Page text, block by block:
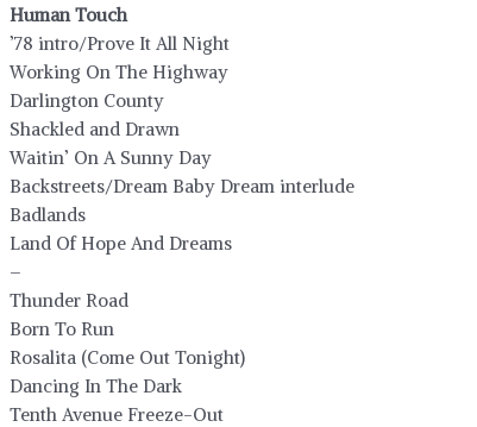
Human Touch
’78 intro/Prove It All Night
Working On The Highway
Darlington County
Shackled and Drawn
Waitin’ On A Sunny Day
Backstreets/Dream Baby Dream interlude
Badlands
Land Of Hope And Dreams
–
Thunder Road
Born To Run
Rosalita (Come Out Tonight)
Dancing In The Dark
Tenth Avenue Freeze-Out